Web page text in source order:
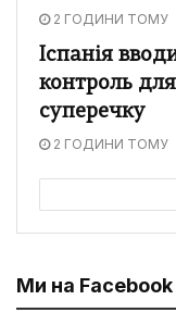
2 ГОДИНИ ТОМУ
Іспанія
контроль для
суперечку
2 ГОДИНИ ТОМУ
Ми на Facebook